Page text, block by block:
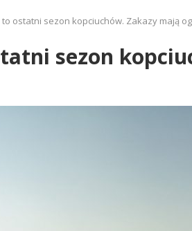
ostatni sezon kopciuchów. Zakazy mają
sezon